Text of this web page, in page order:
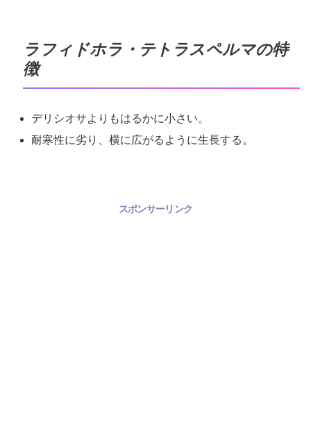
ラフィドホラ・テトラスペルマの特
徴
デリシオサよりもはるかに小さい。
耐寒性に劣り、横に広がるように生長する。
スポンサーリンク